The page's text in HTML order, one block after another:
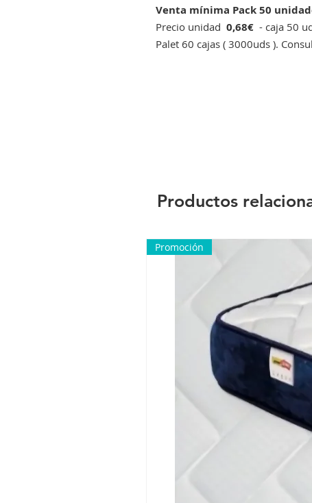
Venta mínima Pack 50
Precio unidad 0,68€ - caja 50
Palet 60 cajas ( 3000uds ).
Productos
Promoción